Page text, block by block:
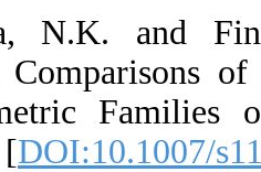
17. ‎Hazra‎,
Stochastic
‎988-1006‎. [